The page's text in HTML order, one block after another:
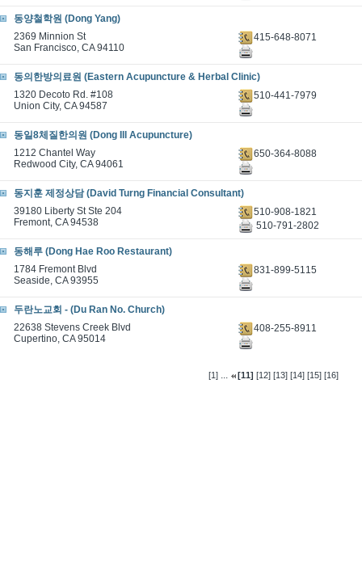
동양철학원 (Dong Yang)
2369 Minnion St
San Francisco, CA 94110
415-648-8071
동의한방의료원 (Eastern Acupuncture & Herbal Clinic)
1320 Decoto Rd. #108
Union City, CA 94587
510-441-7979
동일8체질한의원 (Dong Ill Acupuncture)
1212 Chantel Way
Redwood City, CA 94061
650-364-8088
동지훈 제정상담 (David Turng Financial Consultant)
39180 Liberty St Ste 204
Fremont, CA 94538
510-908-1821
510-791-2802
동해루 (Dong Hae Roo Restaurant)
1784 Fremont Blvd
Seaside, CA 93955
831-899-5115
두란노교회 - (Du Ran No. Church)
22638 Stevens Creek Blvd
Cupertino, CA 95014
408-255-8911
[1] ... [11] [12] [13] [14] [15] [16]